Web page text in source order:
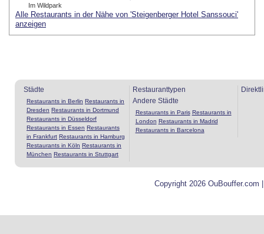
Im Wildpark
Alle Restaurants in der Nähe von 'Steigenberger Hotel Sanssouci'
anzeigen
Städte
Restaurants in Berlin Restaurants in
Dresden Restaurants in Dortmund
Restaurants in Düsseldorf
Restaurants in Essen Restaurants
in Frankfurt Restaurants in Hamburg
Restaurants in Köln Restaurants in
München Restaurants in Stuttgart
Restauranttypen
Andere Städte
Restaurants in Paris Restaurants in
London Restaurants in Madrid
Restaurants in Barcelona
Copyright 2026 OuBouffer.com